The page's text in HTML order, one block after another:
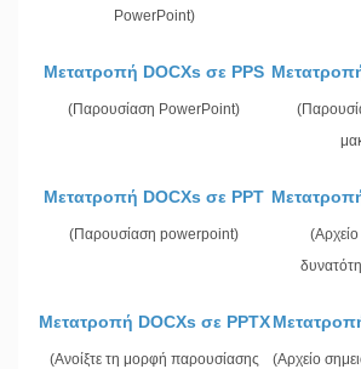
PowerPoint)
Μετατροπή DOCXs σε PPS
(Παρουσίαση PowerPoint)
Μετατροπή DOCXs σε PPT
(Παρουσίαση powerpoint)
Μετατροπή DOCXs σε PPTX
(Ανοίξτε τη μορφή παρουσίασης (Αρχείο